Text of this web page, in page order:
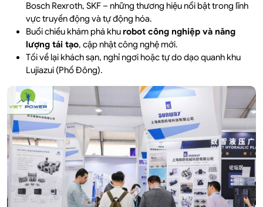
Bosch Rexroth, SKF – những thương hiệu nổi bật trong lĩnh
vực truyền động và tự động hóa.
Buổi chiều khám phá khu robot công nghiệp và năng
lượng tái tạo, cập nhật công nghệ mới.
Tối về lại khách sạn, nghỉ ngơi hoặc tự do dạo quanh khu
Lujiazui (Phố Đông).